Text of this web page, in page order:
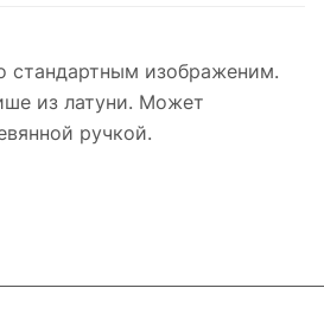
стандартным изображеним.
из латуни. Может
ручкой.